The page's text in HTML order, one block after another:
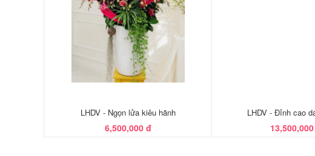
LHDV - Ngọn lửa kiêu hãnh
6,500,000 đ
LHDV - Đỉnh cao